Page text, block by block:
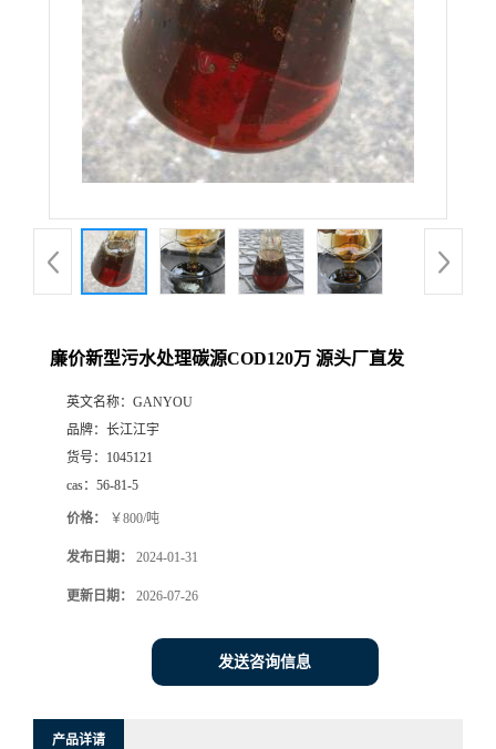
廉价新型污水处理碳源COD120万 源头厂直发
英文名称： GANYOU
品牌： 长江江宇
货号： 1045121
cas： 56-81-5
价格： ￥800/吨
发布日期： 2024-01-31
更新日期： 2026-07-26
发送咨询信息
产品详请